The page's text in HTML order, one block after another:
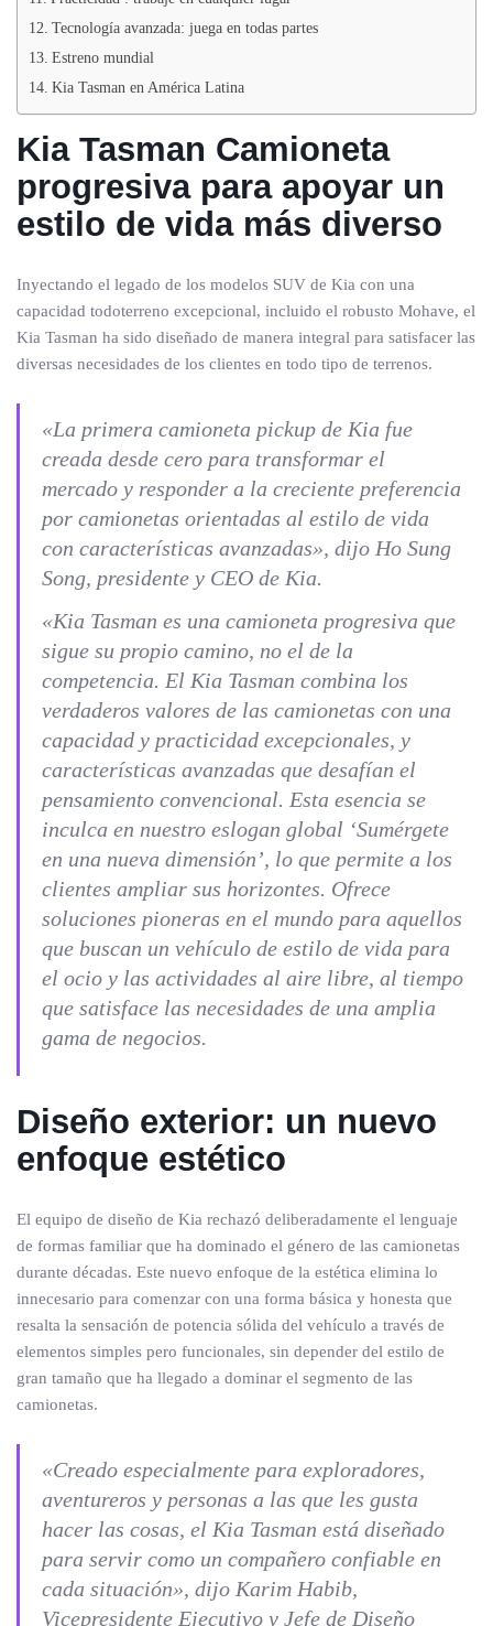
Tecnología avanzada: juega en todas partes
Estreno mundial
Kia Tasman en América Latina
Kia Tasman Camioneta
progresiva para apoyar un
estilo de vida más diverso
Inyectando el legado de los modelos SUV de Kia con una
capacidad todoterreno excepcional, incluido el robusto Mohave, el
Kia Tasman ha sido diseñado de manera integral para satisfacer las
diversas necesidades de los clientes en todo tipo de terrenos.
«La primera camioneta pickup de Kia fue
creada desde cero para transformar el
mercado y responder a la creciente preferencia
por camionetas orientadas al estilo de vida
con características avanzadas», dijo Ho Sung
Song, presidente y CEO de Kia.
«Kia Tasman es una camioneta progresiva que
sigue su propio camino, no el de la
competencia. El Kia Tasman combina los
verdaderos valores de las camionetas con una
capacidad y practicidad excepcionales, y
características avanzadas que desafían el
pensamiento convencional. Esta esencia se
inculca en nuestro eslogan global ‘Sumérgete
en una nueva dimensión’, lo que permite a los
clientes ampliar sus horizontes. Ofrece
soluciones pioneras en el mundo para aquellos
que buscan un vehículo de estilo de vida para
el ocio y las actividades al aire libre, al tiempo
que satisface las necesidades de una amplia
gama de negocios.
Diseño exterior: un nuevo
enfoque estético
El equipo de diseño de Kia rechazó deliberadamente el lenguaje
de formas familiar que ha dominado el género de las camionetas
durante décadas. Este nuevo enfoque de la estética elimina lo
innecesario para comenzar con una forma básica y honesta que
resalta la sensación de potencia sólida del vehículo a través de
elementos simples pero funcionales, sin depender del estilo de
gran tamaño que ha llegado a dominar el segmento de las
camionetas.
«Creado especialmente para exploradores,
aventureros y personas a las que les gusta
hacer las cosas, el Kia Tasman está diseñado
para servir como un compañero confiable en
cada situación», dijo Karim Habib,
Vicepresidente Ejecutivo y Jefe de Diseño